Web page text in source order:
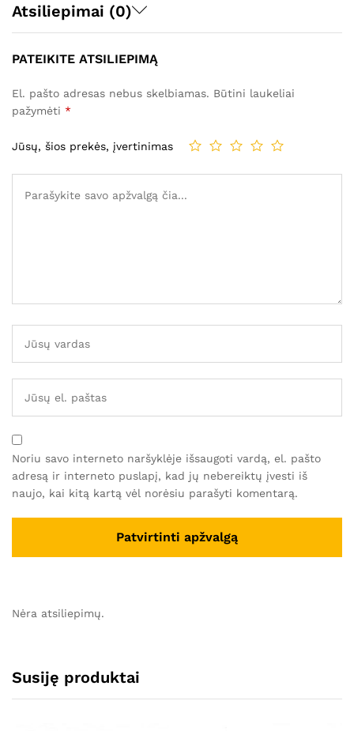
Atsiliepimai (0)
PATEIKITE ATSILIEPIMĄ
El. pašto adresas nebus skelbiamas. Būtini laukeliai
pažymėti *
Jūsų, šios prekės, įvertinimas
Noriu savo interneto naršyklėje išsaugoti vardą, el. pašto
adresą ir interneto puslapį, kad jų nebereiktų įvesti iš
naujo, kai kitą kartą vėl norėsiu parašyti komentarą.
Nėra atsiliepimų.
Susiję produktai